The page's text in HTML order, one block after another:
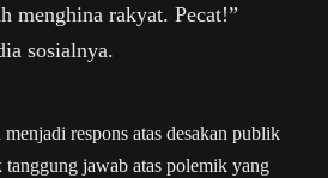
menghina rakyat. Pecat!”
sosialnya.
respons atas desakan publik
tanggung jawab atas polemik yang